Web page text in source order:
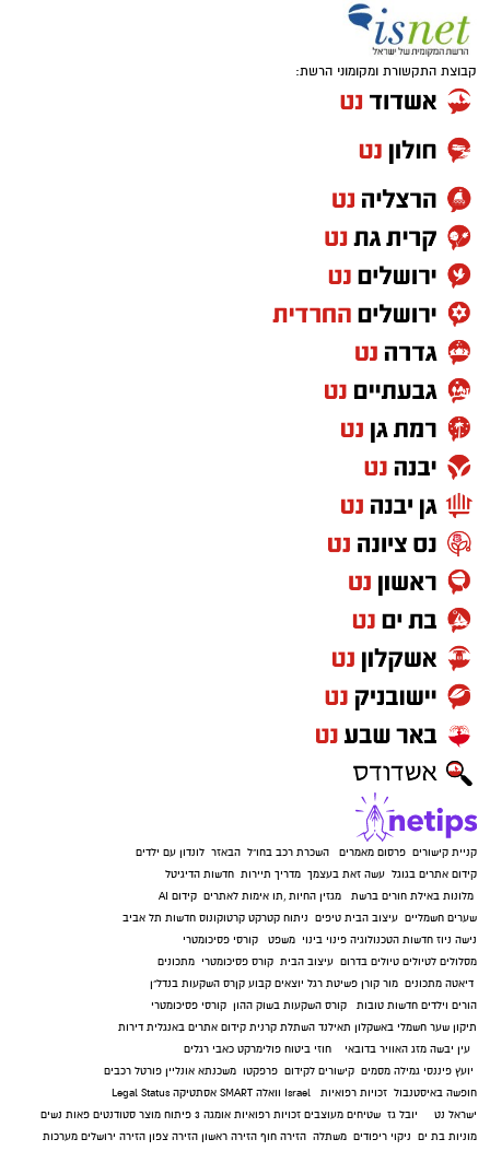
קבוצת התקשורת ומקומוני הרשת:
קניית קישורים פרסום מאמרים השכרת רכב בחו"ל הבאזר לונדון עם ילדים
קידום אתרים בגוגל עשה זאת בעצמך מדריך תיירות חדשות הדיגיטל
מלונות באילת חורים ברשת מגזין החיות ,תו אימות לאתרים קידום AI
שערים חשמליים עיצוב הבית טיפים ניתוח קטרקט קרטוקונוס חדשות תל אביב
נישה ניוז חדשות הטכנולוגיה פינוי בינוי משפט
קורסי פסיכומטרי
מסלולים לטיולים טיולים בדרום עיצוב הבית קורס פסיכומטרי מתכונים
דיאטה מתכונים מור קורן פשיטת רגל יוצאים קבוע קןרס השקעות בנדל"ן
הורים וילדים חדשות טובות קורס השקעות בשוק ההון קורסי פסיכומטרי
תיקון שער חשמלי באשקלון תאילנד השתלת קרנית קידום אתרים באנגלית דירות
עין יבשה מזג האוויר בדובאי חוזי ביטוח פולימרקט כאבי רגלים
יועץ פיננסי גמילה מסמים קישורים לקידום פרפקטו משכנתא אונליין פורטל רכבים
חופשה באיסטנבול זכויות רפואיות Israel וואלה SMART אסתטיקה Legal Status
ישראל נט
יובל גז שטיחים מעוצבים זכויות רפואיות אומגה 3 פיתוח מוצר סטודנטים פאות נשים
מוניות בת ים ניקוי ריפודים משתלה הזירה חוף הזירה ראשון הזירה צפון הזירה ירושלים מערכות